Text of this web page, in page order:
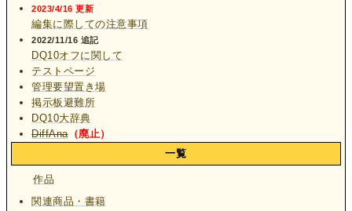
2023/4/16 更新
編集に際しての注意事項
2022/11/16 追記
DQ10オフに関して
テストページ
管理要望置き場
掲示板避難所
DQ10大辞典
DiffAna（廃止）
一覧
作品
関連商品・書籍